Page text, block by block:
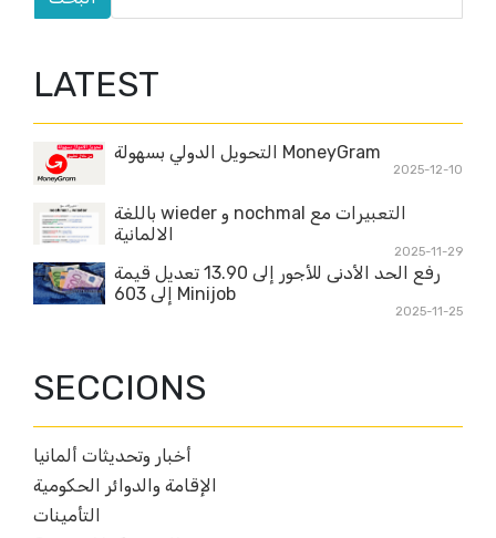
LATEST
MoneyGram التحويل الدولي بسهولة
2025-12-10
التعبيرات مع nochmal و wieder باللغة
الالمانية
2025-11-29
رفع الحد الأدنى للأجور إلى 13.90 تعديل قيمة
Minijob إلى 603
2025-11-25
SECCIONS
أخبار وتحديثات ألمانيا
الإقامة والدوائر الحكومية
التأمينات